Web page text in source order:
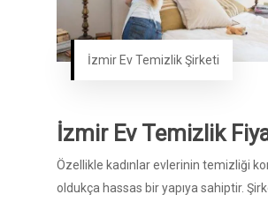
İzmir Ev Temizlik Şirketi
İzmir Ev Temizlik
Özellikle kadınlar evlerinin temizliği
oldukça hassas bir yapıya sahiptir.